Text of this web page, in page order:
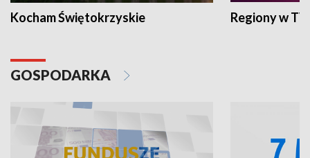
Kocham Świętokrzyskie Regiony w
GOSPODARKA